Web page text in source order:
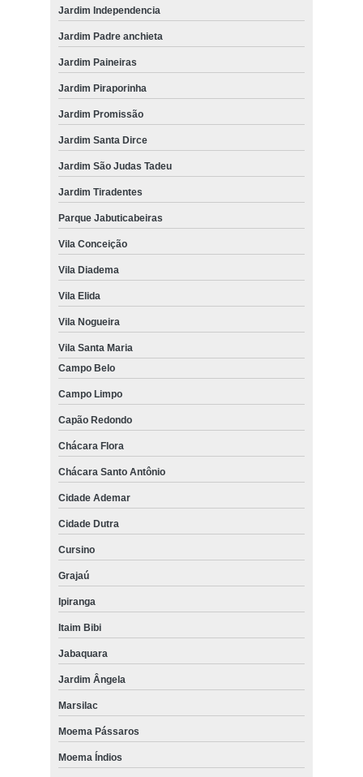
Jardim Independencia
Jardim Padre anchieta
Jardim Paineiras
Jardim Piraporinha
Jardim Promissão
Jardim Santa Dirce
Jardim São Judas Tadeu
Jardim Tiradentes
Parque Jabuticabeiras
Vila Conceição
Vila Diadema
Vila Elida
Vila Nogueira
Vila Santa Maria
Campo Belo
Campo Limpo
Capão Redondo
Chácara Flora
Chácara Santo Antônio
Cidade Ademar
Cidade Dutra
Cursino
Grajaú
Ipiranga
Itaim Bibi
Jabaquara
Jardim Ângela
Marsilac
Moema Pássaros
Moema Índios